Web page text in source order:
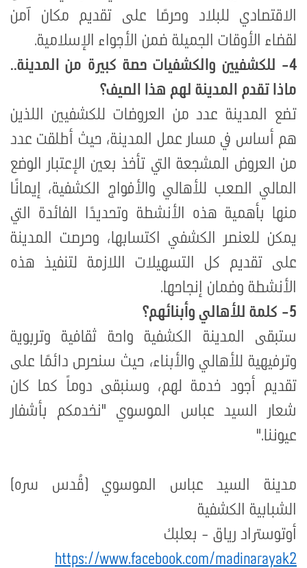
الاقتصادي للبلاد وحرصًا على تقديم مكان آمن
لقضاء الأوقات الجميلة ضمن الأجواء الإسلامية.
4- للكشفيين والكشفيات حصة كبيرة من المدينة..
ماذا تقدم المدينة لهم هذا الصيف؟
تضع المدينة عدد من العروضات للكشفيين اللذين
هم أساس في مسار عمل المدينة، حيث أطلقت عدد
من العروض المشجعة التي تأخذ بعين الإعتبار الوضع
المالي الصعب للأهالي والأفواج الكشفية، إيمانًا
منها بأهمية هذه الأنشطة وتحديدًا الفائدة التي
يمكن للعنصر الكشفي اكتسابها، وحرصت المدينة
على تقديم كل التسهيلات اللازمة لتنفيذ هذه
الأنشطة وضمان إنجاحها.
5-
كلمة للأهالي وأبنائهم؟
ستبقى المدينة الكشفية واحة ثقافية وتربوية
وترفيهية للأهالي والأبناء، حيث سنحرص دائمًا على
تقديم أجود خدمة لهم، وسنبقى دوماً كما كان
شعار السيد عباس الموسوي "نخدمكم بأشفار
عيوننا".
مدينة السيد عباس الموسوي (قُدس سره)
الشبابية الكشفية
أوتوستراد رياق - بعلبك
https://www.facebook.com/madinarayak2